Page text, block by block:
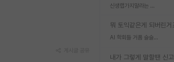
신생랩가지말라는 이유가 있었구나
AI 학회들 거품 슬슬 지적이 나오네요
내가 그렇게 말할땐 신